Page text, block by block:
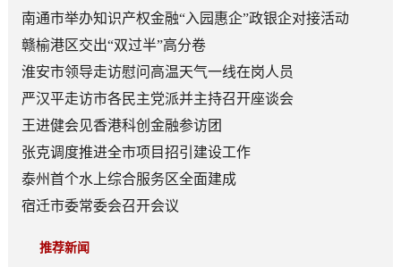
南通市举办知识产权金融“入园惠企”政银企对接活动
赣榆港区交出“双过半”高分卷
淮安市领导走访慰问高温天气一线在岗人员
严汉平走访市各民主党派并主持召开座谈会
王进健会见香港科创金融参访团
张克调度推进全市项目招引建设工作
泰州首个水上综合服务区全面建成
宿迁市委常委会召开会议
推荐新闻